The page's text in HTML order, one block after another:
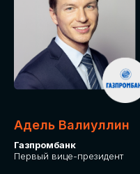
Адель Валиуллин
Газпромбанк
Первый вице-президент